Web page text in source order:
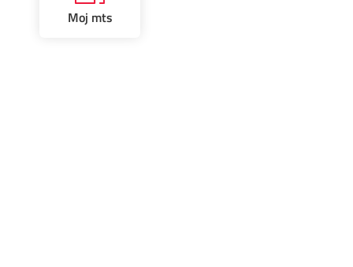
Prilagođeno tebi
Moj mts